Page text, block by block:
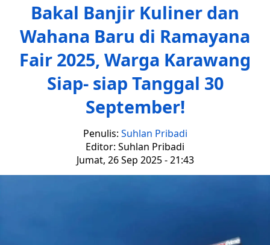
Bakal Banjir Kuliner dan
Wahana Baru di Ramayana
Fair 2025, Warga Karawang
Siap- siap Tanggal 30
September!
Penulis: Suhlan Pribadi
Editor: Suhlan Pribadi
Jumat, 26 Sep 2025 - 21:43